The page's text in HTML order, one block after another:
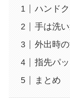
ハンド
手は洗
外出時
指先パ
まとめ